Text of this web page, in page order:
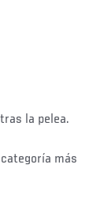
la pelea.
más